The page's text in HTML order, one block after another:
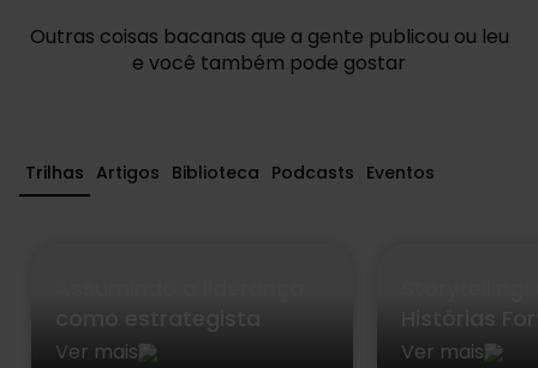
Outras coisas bacanas que a gente publicou ou leu
e você também pode gostar
Trilhas Artigos Biblioteca Podcasts Eventos
Ver mais Ver mais